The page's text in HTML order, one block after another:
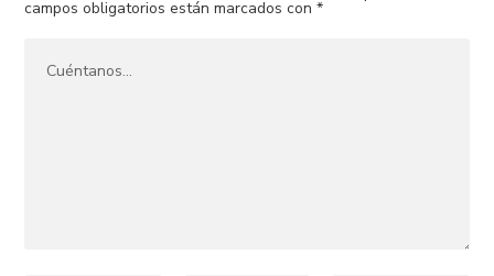
campos obligatorios están marcados con*